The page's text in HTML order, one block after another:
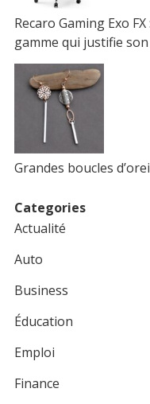
Recaro Gaming Exo
gamme qui justifie
Grandes boucles
Categories
Actualité
Auto
Business
Éducation
Emploi
Finance